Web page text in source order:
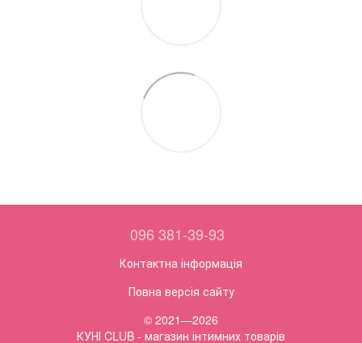
096 381-39-93
Контактна інформація
Повна версія сайту
© 2021—2026
КУНІ CLUB - магазин інтимних товарів